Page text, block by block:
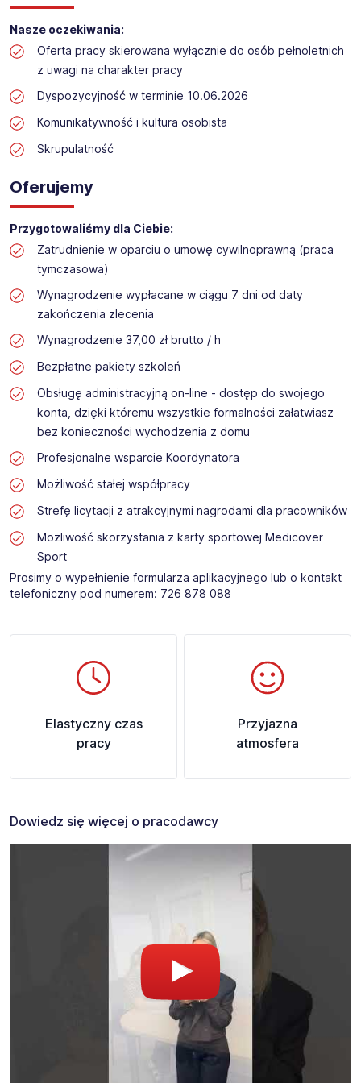
Nasze oczekiwania:
Oferta pracy skierowana wyłącznie do osób pełnoletnich
z uwagi na charakter pracy
Dyspozycyjność w terminie 10.06.2026
Komunikatywność i kultura osobista
Skrupulatność
Oferujemy
Przygotowaliśmy dla Ciebie:
Zatrudnienie w oparciu o umowę cywilnoprawną (praca
tymczasowa)
Wynagrodzenie wypłacane w ciągu 7 dni od daty
zakończenia zlecenia
Wynagrodzenie 37,00 zł brutto / h
Bezpłatne pakiety szkoleń
Obsługę administracyjną on-line - dostęp do swojego
konta, dzięki któremu wszystkie formalności załatwiasz
bez konieczności wychodzenia z domu
Profesjonalne wsparcie Koordynatora
Możliwość stałej współpracy
Strefę licytacji z atrakcyjnymi nagrodami dla pracowników
Możliwość skorzystania z karty sportowej Medicover
Sport
Prosimy o wypełnienie formularza aplikacyjnego lub o kontakt
telefoniczny pod numerem: 726 878 088 ​
Elastyczny czas
pracy
Przyjazna
atmosfera
Dowiedz się więcej o pracodawcy